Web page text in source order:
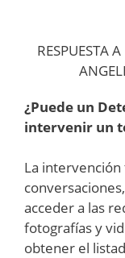
RESPUESTA
¿Puede un
intervenir un
La
acceder a las
fotografías y
obtener el